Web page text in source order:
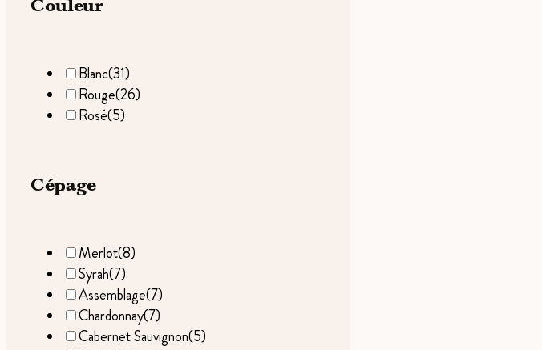
Couleur
Blanc(31)
Rouge(26)
Rosé(5)
Cépage
Merlot(8)
Syrah(7)
Assemblage(7)
Chardonnay(7)
Cabernet Sauvignon(5)